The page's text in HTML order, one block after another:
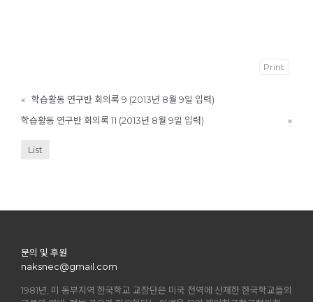
Print
« 학습활동 연구반 회의록 9 (2013년 8월 9일 입력)
학습활동 연구반 회의록 11 (2013년 8월 9일 입력)
»
List
문의 및 후원
naksnec@gmail.com
1981년, 미 동부지역 한국학교 교장단은 미국 전역에 산재한 한국학교들의